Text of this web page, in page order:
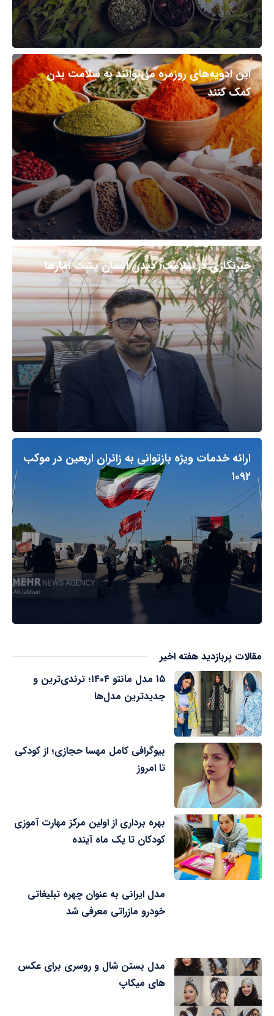
این ادویه‌های روزمره می‌توانند به سلامت بدن
کمک کنند
خبرنگاری در سلامت؛ دیدن انسان پشت آمارها
ارائه خدمات ویژه بازتوانی به زائران اربعین در موکب
۱۰۹۲
مقالات پربازدید هفته اخیر
۱۵ مدل مانتو ۱۴۰۴؛ ترندی‌ترین و
جدیدترین مدل‌ها
بیوگرافی کامل مهسا حجازی؛ از کودکی
تا امروز
بهره برداری از اولین مرکز مهارت آموزی
کودکان تا یک ماه آینده
مدل ایرانی به عنوان چهره تبلیغاتی
خودرو مازراتی معرفی شد
مدل بستن شال و روسری برای عکس
های میکاپ